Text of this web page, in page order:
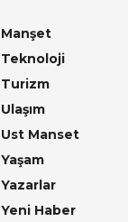
Manşet
Teknoloji
Turizm
Ulaşım
Ust Manset
Yaşam
Yazarlar
Yeni Haber